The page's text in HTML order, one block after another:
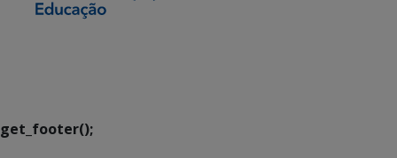
get_footer();